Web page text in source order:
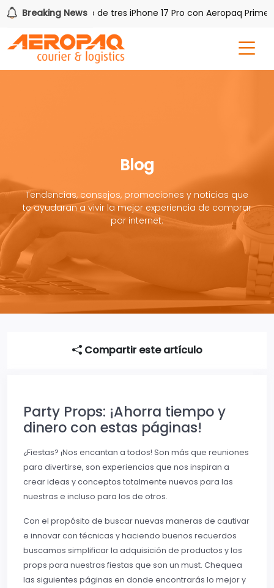
Breaking News
Gana uno de tres iPhone 17 Pro con Aeropaq Prime
Blog
Tendencias, consejos, promociones y noticias que
te ayudaran a vivir la mejor experiencia de comprar
por internet.
Compartir este artículo
Party Props: ¡Ahorra tiempo y
dinero con estas páginas!
¿Fiestas? ¡Nos encantan a todos! Son más que reuniones
para divertirse, son experiencias que nos inspiran a
crear ideas y conceptos totalmente nuevos para las
nuestras e incluso para los de otros.
Con el propósito de buscar nuevas maneras de cautivar
e innovar con técnicas y haciendo buenos recuerdos
buscamos simplificar la adquisición de productos y los
props para nuestras fiestas que son un must. Chequea
las siguientes páginas en donde encontrarás lo mejor y